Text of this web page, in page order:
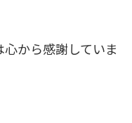
から感謝していま